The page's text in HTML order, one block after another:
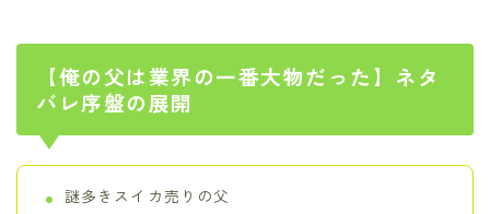
【俺の父は業界の一番大物だった】ネタ
バレ序盤の展開
謎多きスイカ売りの父